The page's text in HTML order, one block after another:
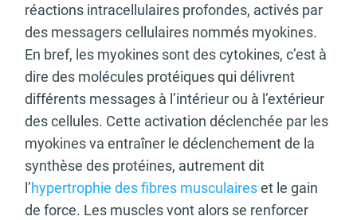
réactions intracellulaires profondes, activés par
des messagers cellulaires nommés myokines.
En bref, les myokines sont des cytokines, c’est à
dire des molécules protéiques qui délivrent
différents messages à l’intérieur ou à l’extérieur
des cellules. Cette activation déclenchée par les
myokines va entraîner le déclenchement de la
synthèse des protéines, autrement dit
l’hypertrophie des fibres musculaireset le gain
de force. Les muscles vont alors se renforcer